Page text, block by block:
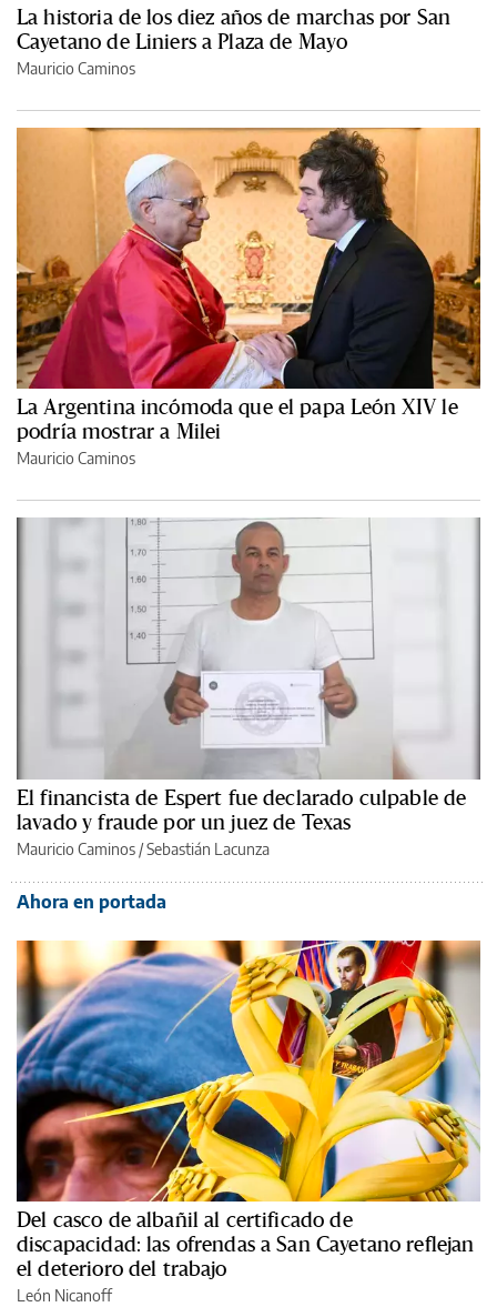
La historia de los diez años de marchas por San
Cayetano de Liniers a Plaza de Mayo
Mauricio Caminos
La Argentina incómoda que el papa León XIV le
podría mostrar a Milei
Mauricio Caminos
El financista de Espert fue declarado culpable de
lavado y fraude por un juez de Texas
Mauricio Caminos /Sebastián Lacunza
Ahora en portada
Del casco de albañil al certificado de
discapacidad: las ofrendas a San Cayetano reflejan
el deterioro del trabajo
León Nicanoff